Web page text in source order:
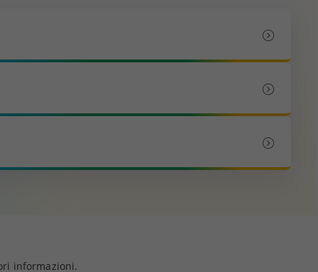
informazioni.